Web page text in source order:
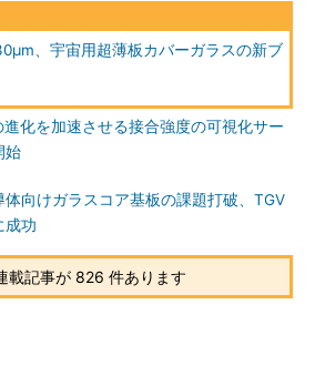
、宇宙用超薄板カバーガラスの新ブ
進化を加速させる接合強度の可視化サー
始
体向けガラスコア基板の課題打破、TGV
成功
載記事が 826 件あります